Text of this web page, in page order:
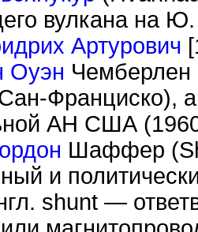
вулкана на Ю.
Артурович
Оуэн Чемберлен
Франциско),
АН США
Шаффер
и
shunt —